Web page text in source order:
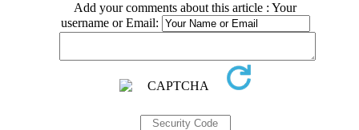
Add your comments about this article : Your
username or Email: